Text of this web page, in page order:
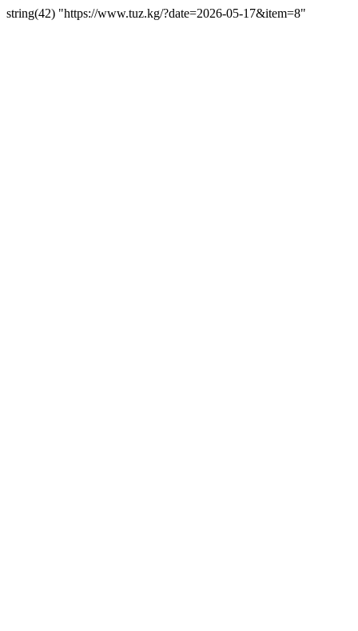
string(42) "https://www.tuz.kg/?date=2026-05-17&item=8"